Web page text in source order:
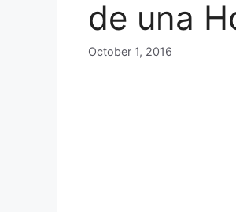
de una
October 1, 2016